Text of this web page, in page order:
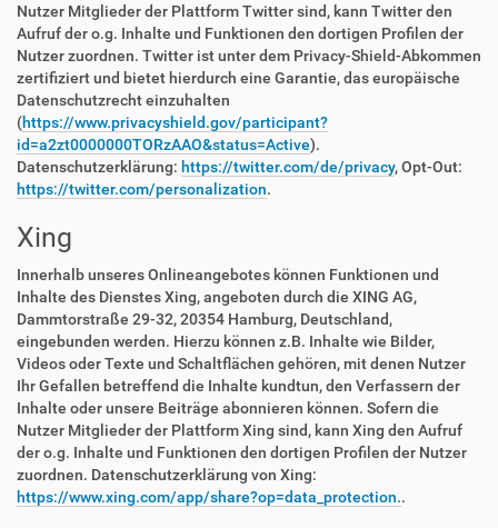
Nutzer Mitglieder der Plattform Twitter sind, kann Twitter den
Aufruf der o.g. Inhalte und Funktionen den dortigen Profilen der
Nutzer zuordnen. Twitter ist unter dem Privacy-Shield-Abkommen
zertifiziert und bietet hierdurch eine Garantie, das europäische
Datenschutzrecht einzuhalten
(https://www.privacyshield.gov/participant?
id=a2zt0000000TORzAAO&status=Active).
Datenschutzerklärung: https://twitter.com/de/privacy, Opt-Out:
https://twitter.com/personalization.
Xing
Innerhalb unseres Onlineangebotes können Funktionen und
Inhalte des Dienstes Xing, angeboten durch die XING AG,
Dammtorstraße 29-32, 20354 Hamburg, Deutschland,
eingebunden werden. Hierzu können z.B. Inhalte wie Bilder,
Videos oder Texte und Schaltflächen gehören, mit denen Nutzer
Ihr Gefallen betreffend die Inhalte kundtun, den Verfassern der
Inhalte oder unsere Beiträge abonnieren können. Sofern die
Nutzer Mitglieder der Plattform Xing sind, kann Xing den Aufruf
der o.g. Inhalte und Funktionen den dortigen Profilen der Nutzer
zuordnen. Datenschutzerklärung von Xing:
https://www.xing.com/app/share?op=data_protection..